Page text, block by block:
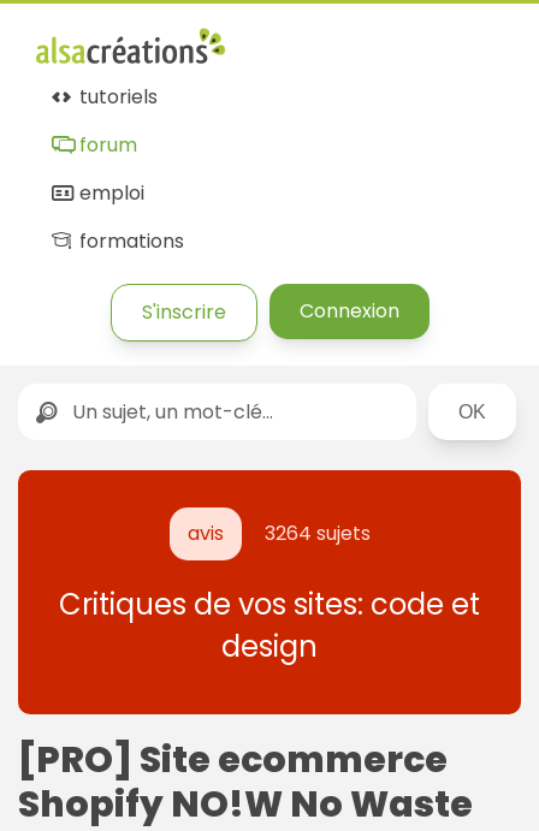
tutoriels
forum
emploi
formations
S'inscrire Connexion
Rechercher
avis 3264 sujets
Critiques de vos sites: code et
design
[PRO] Site ecommerce
Shopify NO!W No Waste